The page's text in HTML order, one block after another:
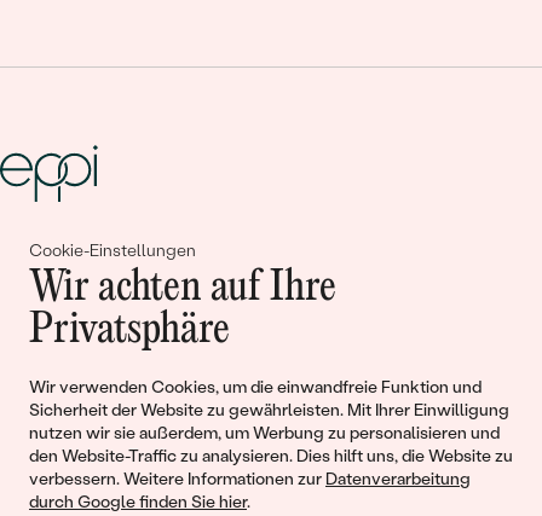
Cookie-Einstellungen
Wir achten auf Ihre
Privatsphäre
Wir verwenden Cookies, um die einwandfreie Funktion und
Sicherheit der Website zu gewährleisten. Mit Ihrer Einwilligung
nutzen wir sie außerdem, um Werbung zu personalisieren und
den Website-Traffic zu analysieren. Dies hilft uns, die Website zu
verbessern. Weitere Informationen zur Datenverarbeitung
durch Google finden Sie hier.
Gemeinsam erschaffen wir
Geschichten von Schönheit und
Liebe
Begleiten Sie uns!